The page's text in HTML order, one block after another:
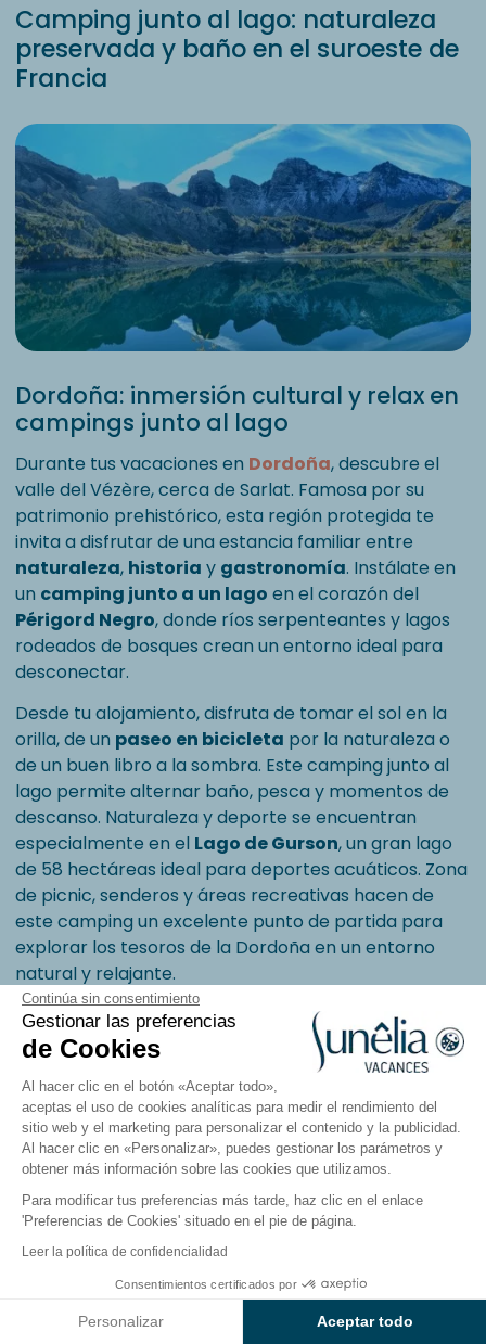
Continúa sin consentimiento
Gestionar las preferencias
de Cookies
Al hacer clic en el botón «Aceptar todo»,
aceptas el uso de cookies analíticas para medir el rendimiento del
sitio web y el marketing para personalizar el contenido y la publicidad.
Al hacer clic en «Personalizar», puedes gestionar los parámetros y
obtener más información sobre las cookies que utilizamos.
Para modificar tus preferencias más tarde, haz clic en el enlace
'Preferencias de Cookies' situado en el pie de página.
Leer la política de confidencialidad
Consentimientos certificados por
Personalizar Aceptar todo
Ver resultados en el mapa
Camping junto al lago: naturaleza
preservada y baño en el suroeste de
Francia
Dordoña: inmersión cultural y relax en
campings junto al lago
Durante tus vacaciones en Dordoña, descubre el
valle del Vézère, cerca de Sarlat. Famosa por su
patrimonio prehistórico, esta región protegida te
invita a disfrutar de una estancia familiar entre
naturaleza, historia y gastronomía. Instálate en
un camping junto a un lago en el corazón del
Périgord Negro, donde ríos serpenteantes y lagos
rodeados de bosques crean un entorno ideal para
desconectar.
Desde tu alojamiento, disfruta de tomar el sol en la
orilla, de un paseo en bicicleta por la naturaleza o
de un buen libro a la sombra. Este camping junto al
lago permite alternar baño, pesca y momentos de
descanso. Naturaleza y deporte se encuentran
especialmente en el Lago de Gurson, un gran lago
de 58 hectáreas ideal para deportes acuáticos. Zona
de picnic, senderos y áreas recreativas hacen de
este camping un excelente punto de partida para
explorar los tesoros de la Dordoña en un entorno
natural y relajante.
Aveyron y Cévennes: naturaleza
salvaje en campings junto al lago
Entre gargantas profundas, mesetas verdes y
bosques frondosos, vive una experiencia auténtica en
un camping junto al lago enAveyrono en las
Cévennes. Aquí la naturaleza es la protagonista y
familiallenas de aventura y relajación. Instálate en
un camping rodeado de naturaleza.
Desde tu alojamiento, haz senderismo en el
, sigue rutas junto a lagos de
montaña o contempla paisajes espectaculares